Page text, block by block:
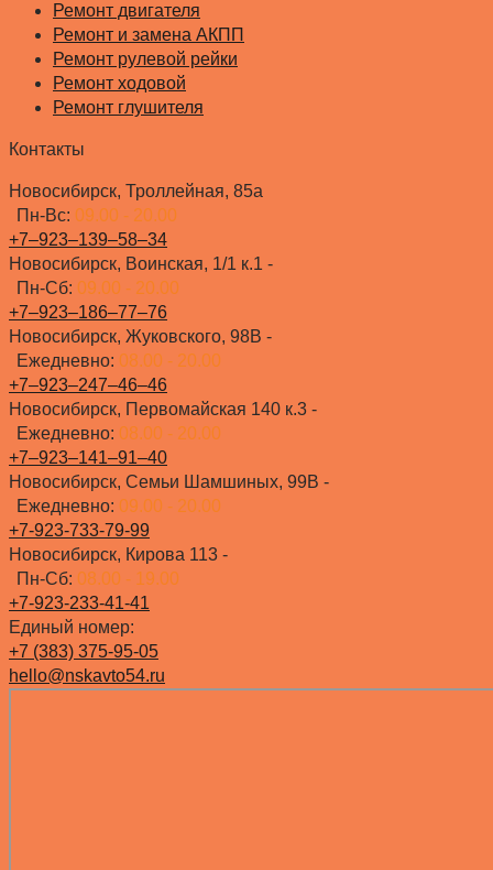
Ремонт двигателя
Ремонт и замена АКПП
Ремонт рулевой рейки
Ремонт ходовой
Ремонт глушителя
Контакты
Новосибирск, Троллейная, 85а
Пн-Вс: 09.00 - 20.00
+7‒923‒139‒58‒34
Новосибирск, Воинская, 1/1 к.1 -
Пн-Сб: 09.00 - 20.00
+7‒923‒186‒77‒76
Новосибирск, Жуковского, 98В -
Ежедневно: 08.00 - 20.00
+7‒923‒247‒46‒46
Новосибирск, Первомайская 140 к.3 -
Ежедневно: 08.00 - 20.00
+7‒923‒141‒91‒40
Новосибирск, Семьи Шамшиных, 99В -
Ежедневно: 09.00 - 20.00
+7-923-733-79-99
Новосибирск, Кирова 113 -
Пн-Сб: 08.00 - 19.00
+7-923-233-41-41
Единый номер:
+7 (383) 375-95-05
hello@nskavto54.ru